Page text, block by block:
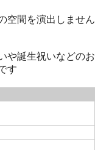
空間を演出しません
や誕生祝いなどのお
す